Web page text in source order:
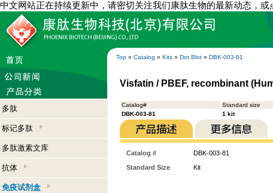
中文网站正在持续更新中，请密切关注我们康肽生物的最新动态，
Top » Catalog » Kits » Dot Blot » DBK-003-81
多肽
标记多肽
多肽激素文库
抗体
免疫试剂盒
Visfatin / PBEF, recombinant
Catalog# Standard size
DBK-003-81
1 kit
Catalog #
DBK-003-81
Standard Size
Kit